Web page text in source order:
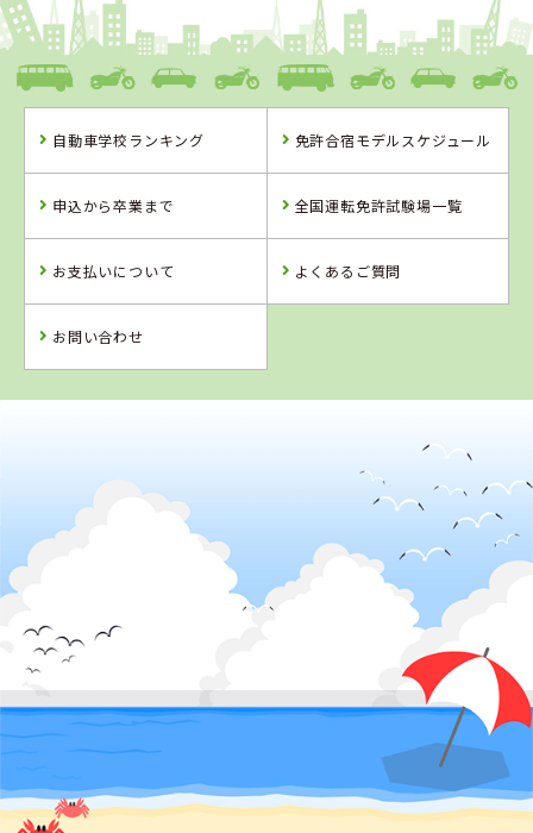
静岡県
綜合自動車学校
詳 細 予 約
マジオドライバーズスクール熱海校
詳 細 予 約
3位
予 約
マジオドライバ
海校
予 約
浜松自動車学
4 位
静岡県
詳 細
予 約
福井県
AOIドライビング
スクール勝山
校 （旧 勝山
詳 細
AOIドライビング
スクール福井
校 （旧 新田
塚自動車学校）
詳 細
予 約
自動車学校ランキング 免許合宿モデルスケジュール
申込から卒業まで 全国運転免許試験場一覧
お支払いについて よくあるご質問
お問い合わせ